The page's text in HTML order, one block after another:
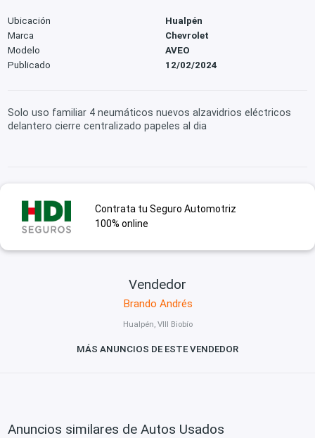
Ubicación
Hualpén
Marca
Chevrolet
Modelo
AVEO
Publicado
12/02/2024
Solo uso familiar 4 neumáticos nuevos alzavidrios eléctricos
delantero cierre centralizado papeles al dia
Contrata tu Seguro Automotriz
100% online
Vendedor
Brando Andrés
Hualpén, VIII Biobío
MÁS ANUNCIOS DE ESTE VENDEDOR
Anuncios similares de Autos Usados